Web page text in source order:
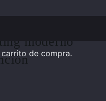
de compra.
moderno